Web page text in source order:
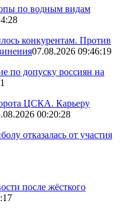
по водным видам
конкурентам. Против
07.08.2026 09:46:19
по допуску россиян на
ЦСКА. Карьеру
00:20:28
отказалась от участия
после жёсткого